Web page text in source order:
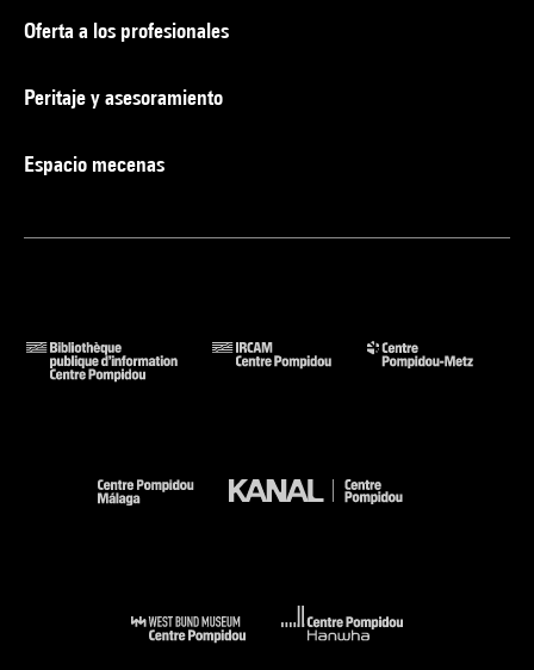
Oferta a los profesionales
Peritaje y asesoramiento
Espacio mecenas